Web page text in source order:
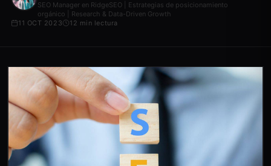
SEO Manager en RidgeSEO | Estrategias de posicionamiento
orgánico | Research & Data-Driven Growth
11 OCT 2023
12 min lectura